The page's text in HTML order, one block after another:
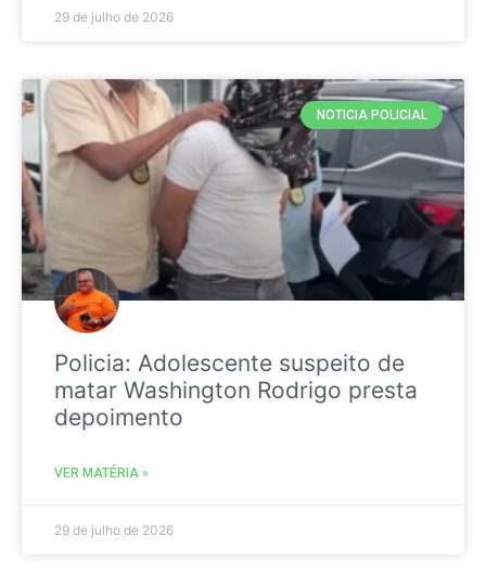
29 de julho de 2026
NOTICIA POLICIAL
Policia: Adolescente suspeito de
matar Washington Rodrigo presta
depoimento
VER MATÉRIA »
29 de julho de 2026